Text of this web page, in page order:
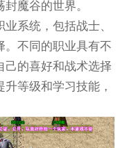
魔谷的世界。
系统，包括战士、
。不同的职业具有不
己的喜好和战术选择
等级和学习技能，